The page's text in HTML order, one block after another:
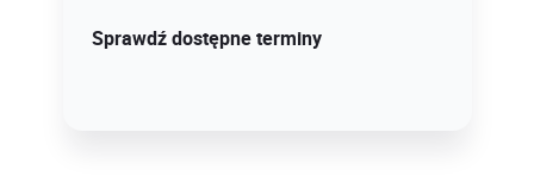
Sprawdź szczegóły!
Sprawdź dostępne terminy